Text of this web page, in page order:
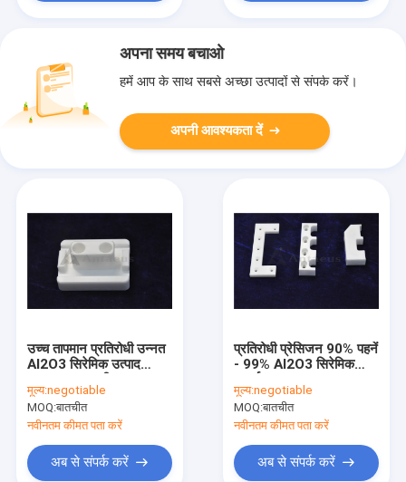
अपना समय बचाओ
हमें आप के साथ सबसे अच्छा उत्पादों से संपर्क करें।
अपनी आवश्यकता दें
उच्च तापमान प्रतिरोधी उन्नत
Al2O3 सिरेमिक उत्पाद
मूल्य:negotiable
MOQ:बातचीत
नवीनतम कीमत पता करें
अब से संपर्क करें
प्रतिरोधी प्रेसिजन 90% पहनें
- 99% Al2O3 सिरेमिक
मूल्य:negotiable
MOQ:बातचीत
नवीनतम कीमत पता करें
अब से संपर्क करें